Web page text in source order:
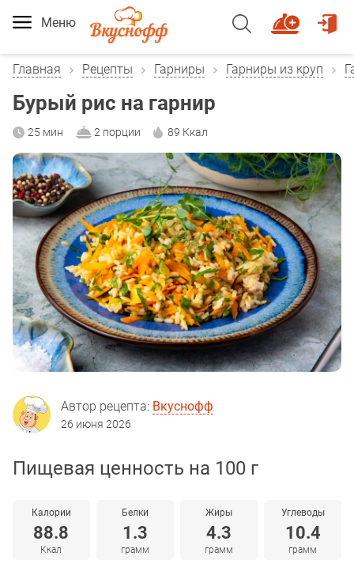
Меню
Главная Рецепты Гарниры Гарниры из круп
Бурый рис на гарнир
25 мин 2 порции 89 Ккал
Автор рецепта: Вкуснофф
26 июня 2026
Пищевая ценность на 100 г
Калории
88.8
Ккал
Белки
1.3
грамм
Жиры
4.3
грамм
Углеводы
10.4
грамм